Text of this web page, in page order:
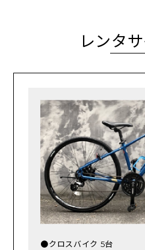
レンタ
●クロスバイク 5台